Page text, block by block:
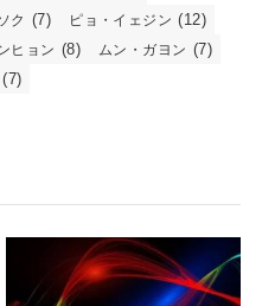
ク (7) ピョ・イェジン (12)
ヒョン (8) ムン・ガヨン (7)
(7)